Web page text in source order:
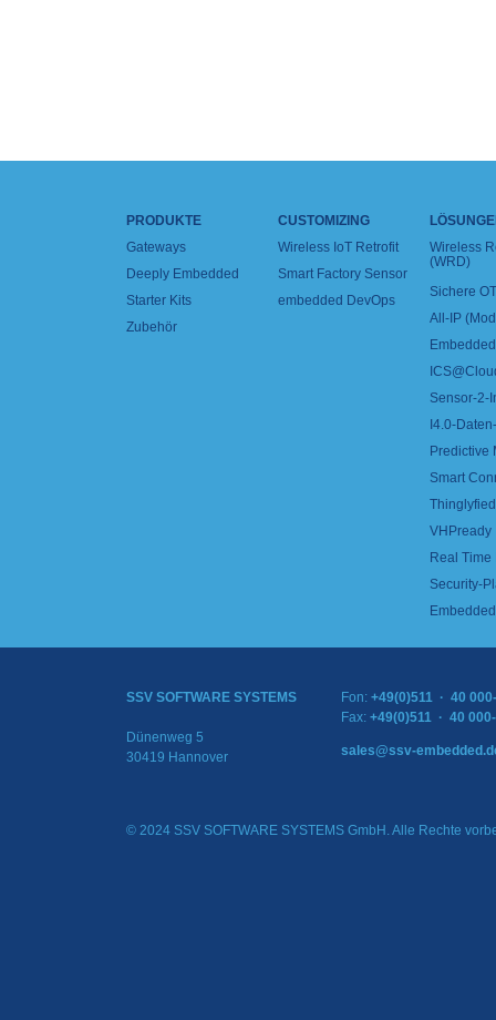
PRODUKTE
Gateways
Deeply Embedded
Starter Kits
Zubehör
CUSTOMIZING
Wireless IoT Retrofit
Smart Factory Sensor
embedded DevOps
Wireless
(WRD)
Sichere
All-IP
Sensor-2-
I4.0-
Predictive
Smart
VHPready
Real
Security-
SSV SOFTWARE SYSTEMS
Dünenweg 5
30419 Hannover
Fon: +49(0)511 · 40
Fax: +49(0)511 · 40
sales@ssv-
© 2024 SSV SOFTWARE SYSTEMS GmbH. Alle Rechte